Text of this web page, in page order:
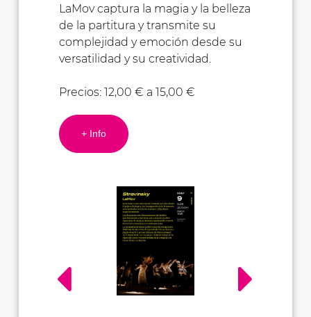
LaMov captura la magia y la belleza
de la partitura y transmite su
complejidad y emoción desde su
versatilidad y su creatividad.
Precios: 12,00 € a 15,00 €
+ Info